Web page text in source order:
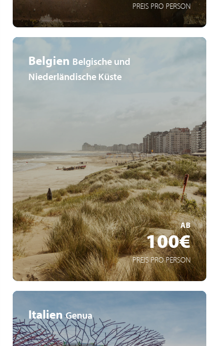
PREIS PRO PERSON
Belgien Belgische und
Niederländische Küste
AB
100€
PREIS PRO PERSON
Buspendel an die Küste
Wöchentlich jeden Samstag
Cadzand-Bad - Knokke - Blankenberge - De Haan -
Ostende - De Panne
MEHR ERFAHREN
Italien Genua